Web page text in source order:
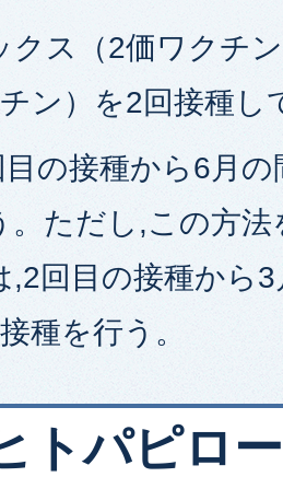
クス（2価ワクチ
ン）を2回接種し
の接種から6月
。ただし,この方
,2回目の接種から
種を行う。
トパピロ